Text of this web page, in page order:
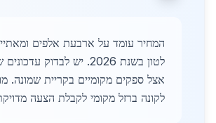
המחיר עומד על ארבעת אלפים
לטון בשנת 2026. יש לבדוק
אצל ספקים מקומיים בקריית שמונה.
לקונה ברזל מקומי לקבלת הצעה